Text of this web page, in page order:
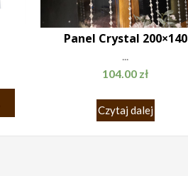
Panel Crystal 200×140
104.00 zł
Czytaj dalej